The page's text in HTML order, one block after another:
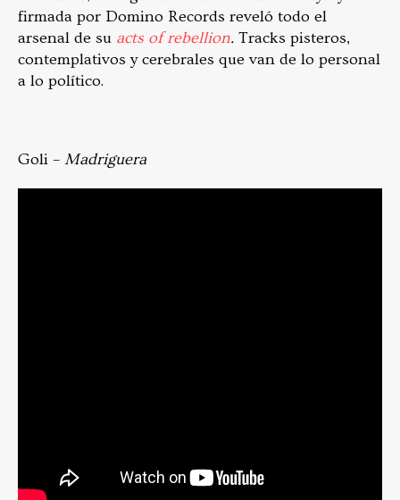
firmada por Domino Records reveló todo el
arsenal de su acts of rebellion. Tracks pisteros,
contemplativos y cerebrales que van de lo personal
a lo político.
Goli – Madriguera